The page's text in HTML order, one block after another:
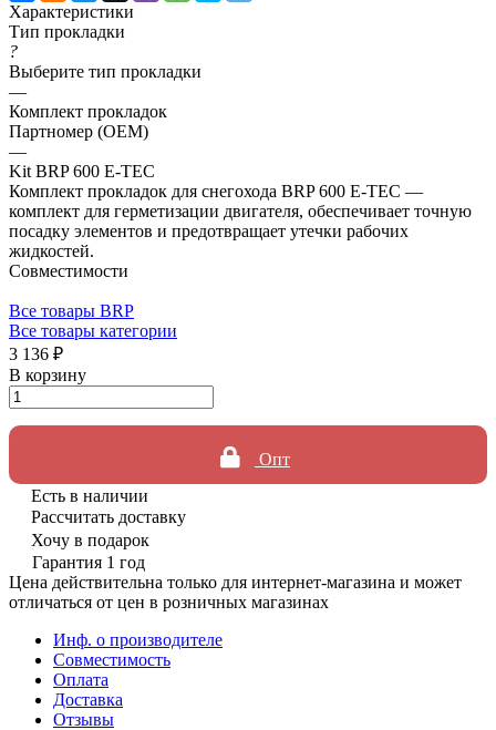
Характеристики
Тип прокладки
?
Выберите тип прокладки
—
Комплект прокладок
Партномер (OEM)
—
Kit BRP 600 E-TEC
Комплект прокладок для снегохода BRP 600 E-TEC —
комплект для герметизации двигателя, обеспечивает точную
посадку элементов и предотвращает утечки рабочих
жидкостей.
Совместимости
Все товары BRP
Все товары категории
3 136 ₽
В корзину
Опт
Есть в наличии
Рассчитать доставку
Хочу в подарок
Гарантия 1 год
Цена действительна только для интернет-магазина и может
отличаться от цен в розничных магазинах
Инф. о производителе
Совместимость
Оплата
Доставка
Отзывы